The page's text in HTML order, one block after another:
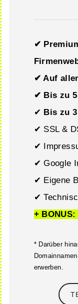
✔
✔ Auf
✔ Bis zu
✔ Bis zu
✔ SSL &
✔
✔ Google
✔ Eigene
✔
+
* Darüber
erwerben.